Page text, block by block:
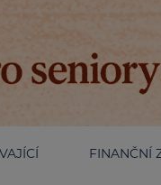
FINANČNÍ